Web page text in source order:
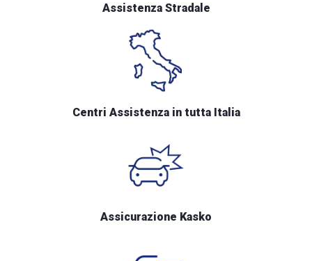
Assistenza Stradale
Centri Assistenza in tutta Italia
Assicurazione Kasko